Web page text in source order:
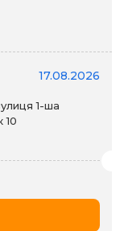
17.08.2026
1-ша
10